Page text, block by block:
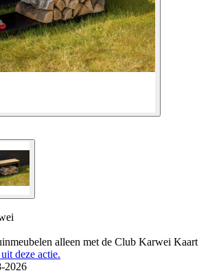
alleen met de Club Karwei Kaart
deze actie.
2026